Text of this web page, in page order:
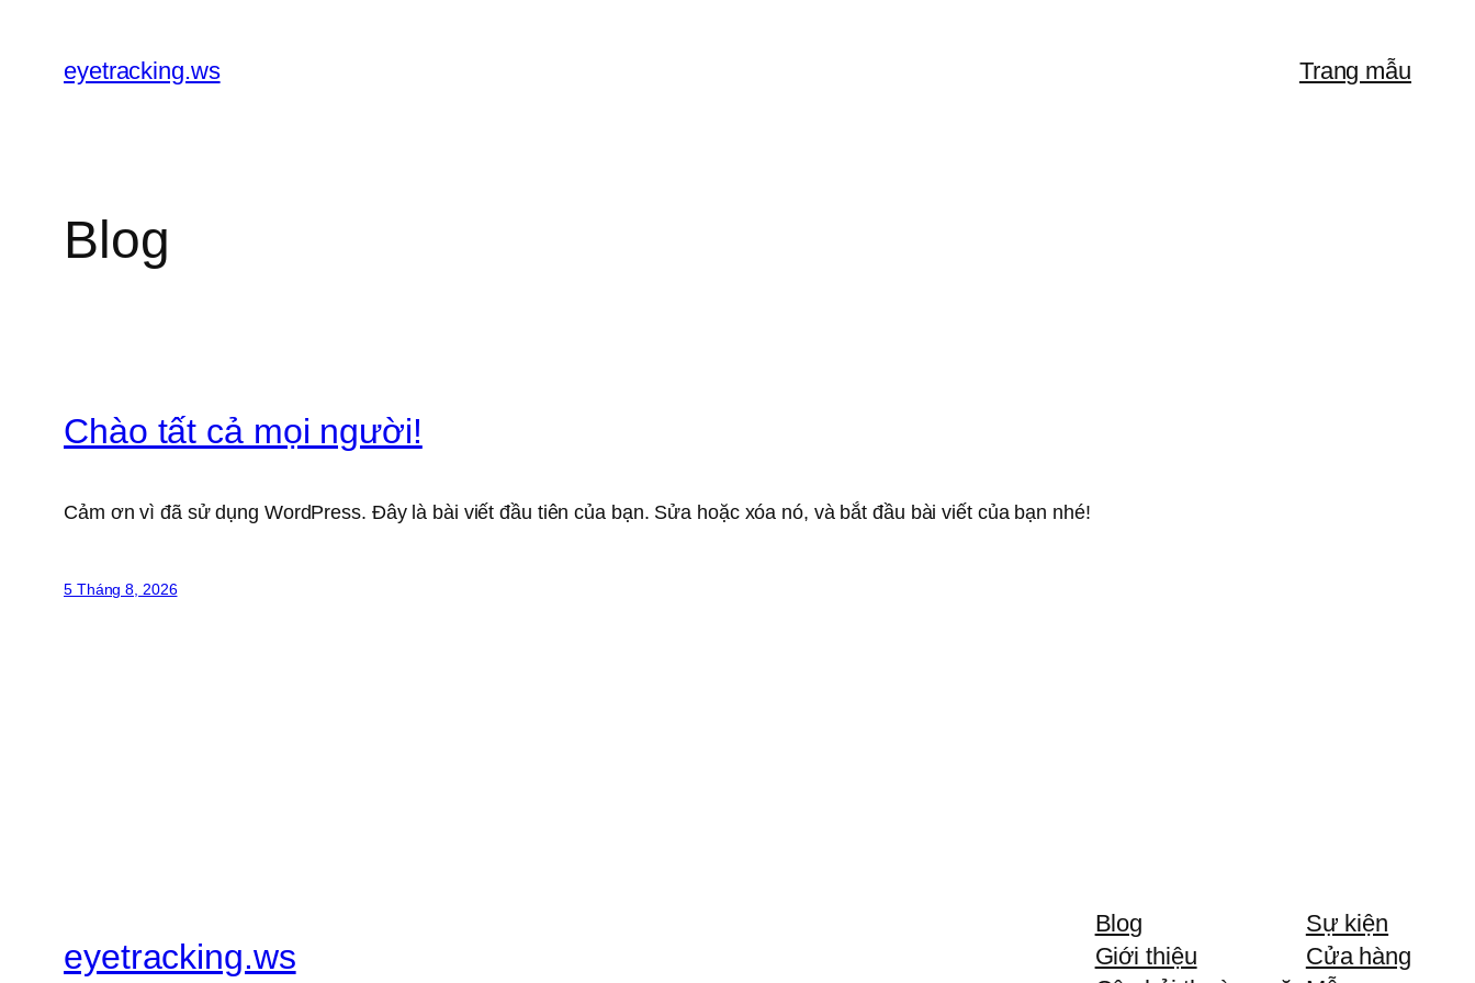
eyetracking.ws Trang mẫu
Blog
Chào tất cả mọi người!
Cảm ơn vì đã sử dụng WordPress. Đây là bài viết đầu tiên của bạn. Sửa hoặc xóa nó, và bắt đầu bài viết của bạn nhé!
5 Tháng 8, 2026
eyetracking.ws
Blog
Giới thiệu
Sự kiện
Cửa hàng